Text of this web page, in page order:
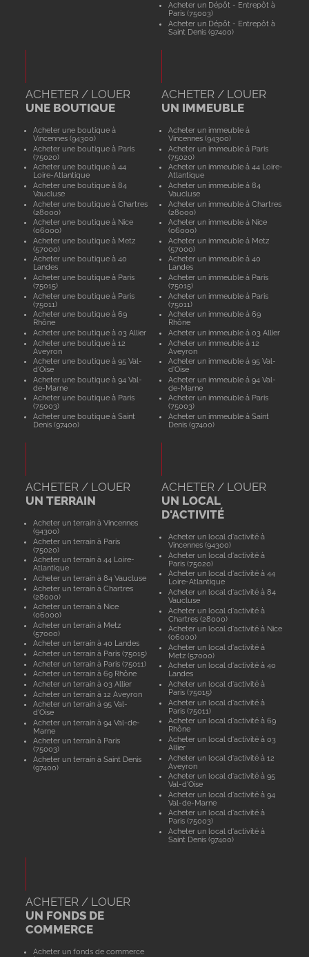
Acheter un Dépôt - Entrepôt à
Paris (75003)
Acheter un Dépôt - Entrepôt à
Saint Denis (97400)
ACHETER / LOUER
UNE BOUTIQUE
Acheter une boutique à
Vincennes (94300)
Acheter une boutique à Paris
(75020)
Acheter une boutique à 44
Loire-Atlantique
Acheter une boutique à 84
Vaucluse
Acheter une boutique à Chartres
(28000)
Acheter une boutique à Nice
(06000)
Acheter une boutique à Metz
(57000)
Acheter une boutique à 40
Landes
Acheter une boutique à Paris
(75015)
Acheter une boutique à Paris
(75011)
Acheter une boutique à 69
Rhône
Acheter une boutique à 03 Allier
Acheter une boutique à 12
Aveyron
Acheter une boutique à 95 Val-
d'Oise
Acheter une boutique à 94 Val-
de-Marne
Acheter une boutique à Paris
(75003)
Acheter une boutique à Saint
Denis (97400)
ACHETER / LOUER
UN IMMEUBLE
Acheter un immeuble à
Vincennes (94300)
Acheter un immeuble à Paris
(75020)
Acheter un immeuble à 44 Loire-
Atlantique
Acheter un immeuble à 84
Vaucluse
Acheter un immeuble à Chartres
(28000)
Acheter un immeuble à Nice
(06000)
Acheter un immeuble à Metz
(57000)
Acheter un immeuble à 40
Landes
Acheter un immeuble à Paris
(75015)
Acheter un immeuble à Paris
(75011)
Acheter un immeuble à 69
Rhône
Acheter un immeuble à 03 Allier
Acheter un immeuble à 12
Aveyron
Acheter un immeuble à 95 Val-
d'Oise
Acheter un immeuble à 94 Val-
de-Marne
Acheter un immeuble à Paris
(75003)
Acheter un immeuble à Saint
Denis (97400)
ACHETER / LOUER
UN TERRAIN
Acheter un terrain à Vincennes
(94300)
Acheter un terrain à Paris
(75020)
Acheter un terrain à 44 Loire-
Atlantique
Acheter un terrain à 84 Vaucluse
Acheter un terrain à Chartres
(28000)
Acheter un terrain à Nice
(06000)
Acheter un terrain à Metz
(57000)
Acheter un terrain à 40 Landes
Acheter un terrain à Paris (75015)
Acheter un terrain à Paris (75011)
Acheter un terrain à 69 Rhône
Acheter un terrain à 03 Allier
Acheter un terrain à 12 Aveyron
Acheter un terrain à 95 Val-
d'Oise
Acheter un terrain à 94 Val-de-
Marne
Acheter un terrain à Paris
(75003)
Acheter un terrain à Saint Denis
(97400)
ACHETER / LOUER
UN LOCAL
D'ACTIVITÉ
Acheter un local d'activité à
Vincennes (94300)
Acheter un local d'activité à
Paris (75020)
Acheter un local d'activité à 44
Loire-Atlantique
Acheter un local d'activité à 84
Vaucluse
Acheter un local d'activité à
Chartres (28000)
Acheter un local d'activité à Nice
(06000)
Acheter un local d'activité à
Metz (57000)
Acheter un local d'activité à 40
Landes
Acheter un local d'activité à
Paris (75015)
Acheter un local d'activité à
Paris (75011)
Acheter un local d'activité à 69
Rhône
Acheter un local d'activité à 03
Allier
Acheter un local d'activité à 12
Aveyron
Acheter un local d'activité à 95
Val-d'Oise
Acheter un local d'activité à 94
Val-de-Marne
Acheter un local d'activité à
Paris (75003)
Acheter un local d'activité à
Saint Denis (97400)
ACHETER / LOUER
UN FONDS DE
COMMERCE
Acheter un fonds de commerce